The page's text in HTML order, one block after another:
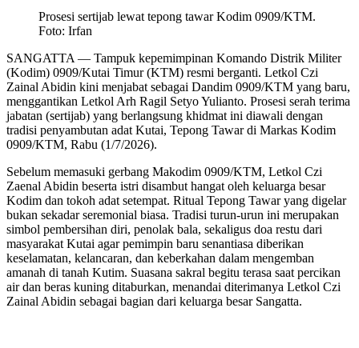
Prosesi sertijab lewat tepong tawar Kodim 0909/KTM.
Foto: Irfan
SANGATTA — Tampuk kepemimpinan Komando Distrik Militer
(Kodim) 0909/Kutai Timur (KTM) resmi berganti. Letkol Czi
Zainal Abidin kini menjabat sebagai Dandim 0909/KTM yang baru,
menggantikan Letkol Arh Ragil Setyo Yulianto. Prosesi serah terima
jabatan (sertijab) yang berlangsung khidmat ini diawali dengan
tradisi penyambutan adat Kutai, Tepong Tawar di Markas Kodim
0909/KTM, Rabu (1/7/2026).
Sebelum memasuki gerbang Makodim 0909/KTM, Letkol Czi
Zaenal Abidin beserta istri disambut hangat oleh keluarga besar
Kodim dan tokoh adat setempat. Ritual Tepong Tawar yang digelar
bukan sekadar seremonial biasa. Tradisi turun-urun ini merupakan
simbol pembersihan diri, penolak bala, sekaligus doa restu dari
masyarakat Kutai agar pemimpin baru senantiasa diberikan
keselamatan, kelancaran, dan keberkahan dalam mengemban
amanah di tanah Kutim. Suasana sakral begitu terasa saat percikan
air dan beras kuning ditaburkan, menandai diterimanya Letkol Czi
Zainal Abidin sebagai bagian dari keluarga besar Sangatta.